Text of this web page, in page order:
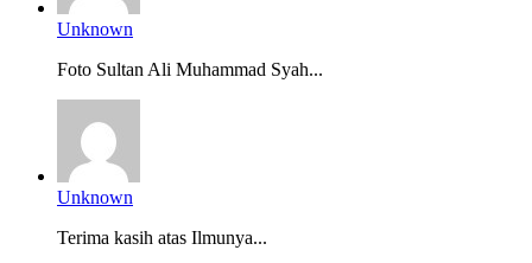
Unknown
Foto Sultan Ali Muhammad Syah...
Unknown
Terima kasih atas Ilmunya...